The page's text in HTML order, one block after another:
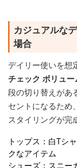
カジュアルな
場合
デイリー使いを想
チェック ボリュー
段の切り替えがあ
セントになるため
スタイリングが完
トップス：白Tシ
クなアイテム
シューズ：スニー